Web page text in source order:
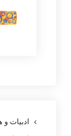
ادبیات و